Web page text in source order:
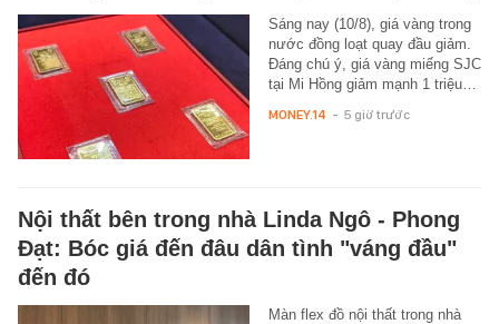
Sáng nay (10/8), giá vàng trong
nước đồng loạt quay đầu giảm.
Đáng chú ý, giá vàng miếng SJC
tại Mi Hồng giảm mạnh 1 triệu…
MONEY.14 - 5 giờ trước
Nội thất bên trong nhà Linda Ngô - Phong
Đạt: Bóc giá đến đâu dân tình "váng đầu"
đến đó
Màn flex đồ nội thất trong nhà